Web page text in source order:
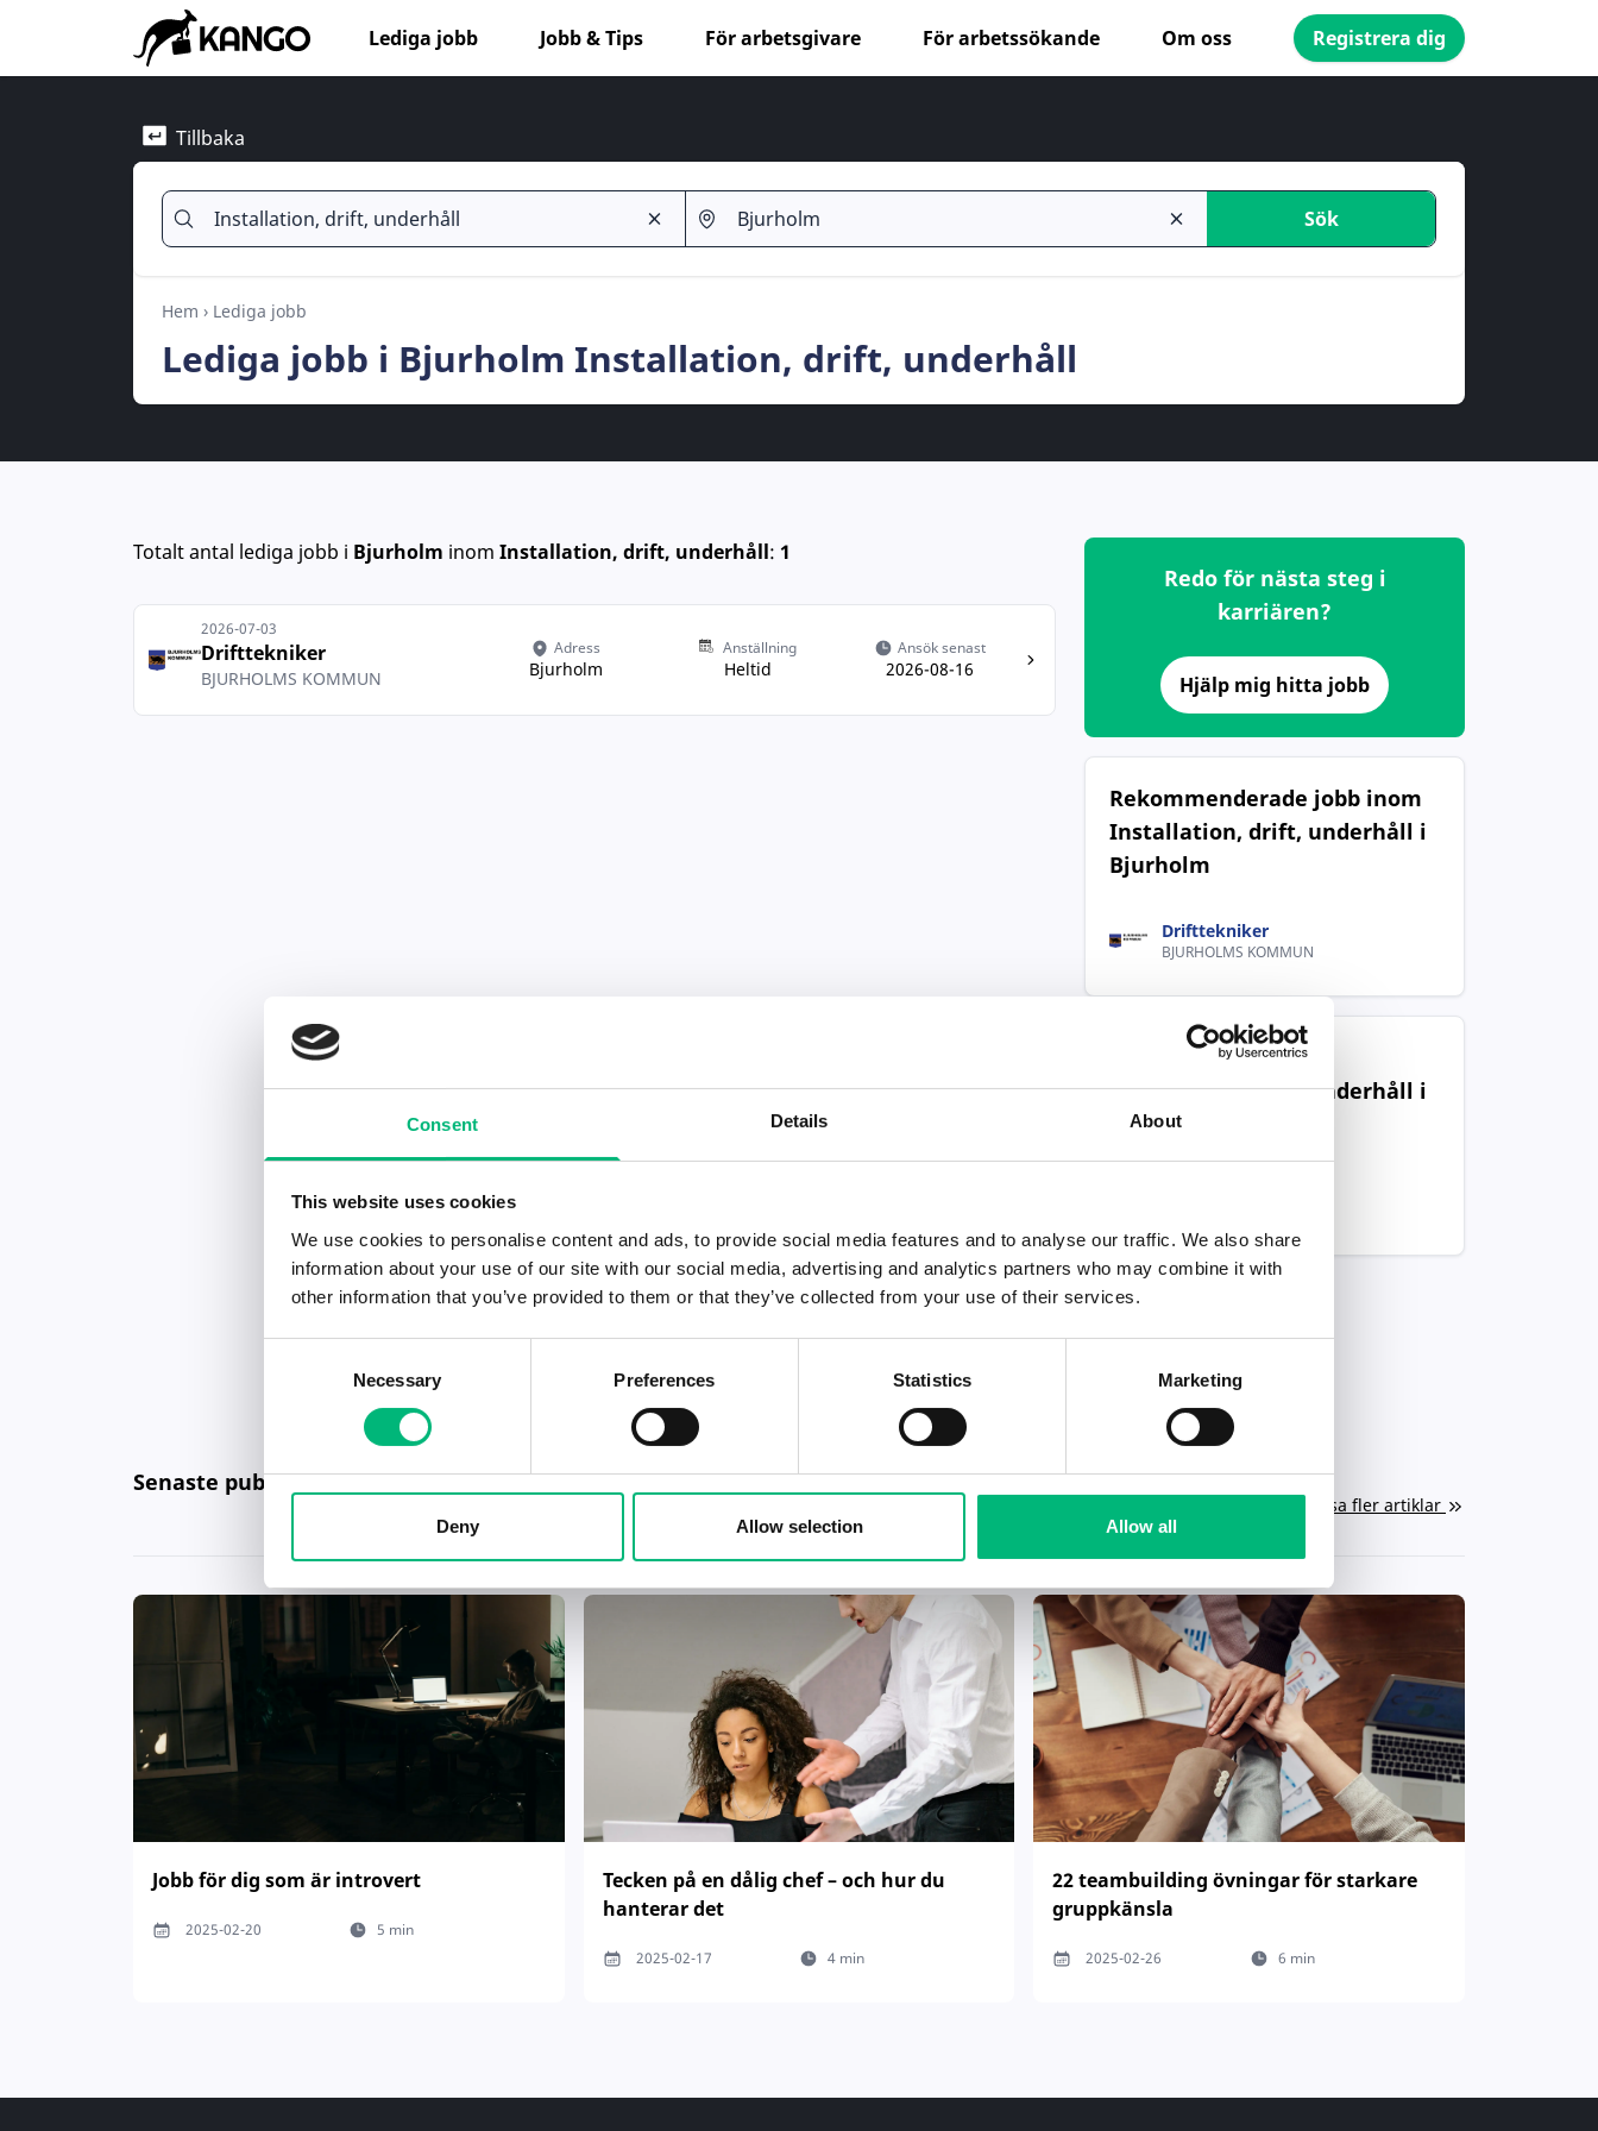
Consent Details About
This website uses cookies
We use cookies to personalise content and ads, to provide social media features and to analyse our traffic. We also share
information about your use of our site with our social media, advertising and analytics partners who may combine it with
other information that you’ve provided to them or that they’ve collected from your use of their services.
Necessary Preferences Statistics Marketing
Deny Allow selection Allow all
Lediga jobb Jobb & Tips För arbetsgivare För arbetssökande Om oss Registrera dig
Tillbaka
Sök
Hem › Lediga jobb
Lediga jobb i Bjurholm Installation, drift, underhåll
Totalt antal lediga jobb i Bjurholm inom Installation, drift, underhåll: 1
2026-07-03
Drifttekniker
BJURHOLMS KOMMUN
Adress
Bjurholm
Anställning
Heltid
Ansök senast
2026-08-16
Redo för nästa steg i
karriären?
Hjälp mig hitta jobb
Rekommenderade jobb inom
Installation, drift, underhåll i
Bjurholm
Drifttekniker
BJURHOLMS KOMMUN
Populära jobb inom
Installation, drift, underhåll i
Bjurholm
Senaste publiceringarna i Jobbnytt
Visa fler artiklar
Jobb för dig som är introvert
2025-02-20 5 min
Tecken på en dålig chef – och hur du
hanterar det
2025-02-17 4 min
22 teambuilding övningar för starkare
gruppkänsla
2025-02-26 6 min